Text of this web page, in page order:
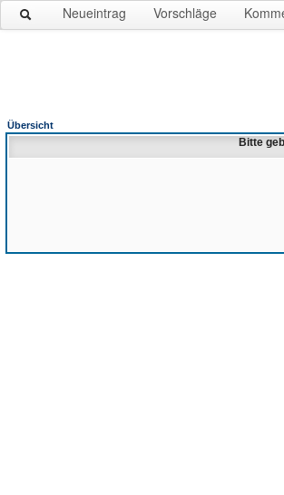
Neueintrag Vorschläge
Übersicht
Bitte